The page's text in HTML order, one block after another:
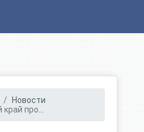
Новости
про...